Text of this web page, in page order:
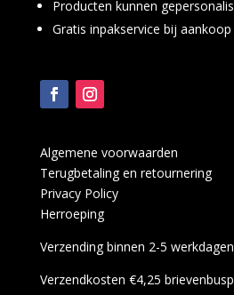
Producten kunnen
Gratis inpakservice bij
Algemene voorwaarden
Terugbetaling en retournering
Privacy Policy
Herroeping
Verzending binnen 2-5
Verzendkosten €4,25